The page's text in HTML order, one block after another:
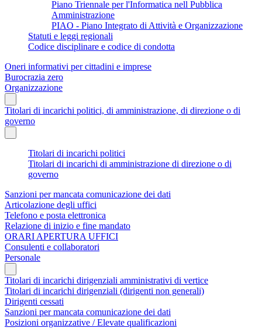
Piano Triennale per l'Informatica nell Pubblica
Amministrazione
PIAO - Piano Integrato di Attività e Organizzazione
Statuti e leggi regionali
Codice disciplinare e codice di condotta
Oneri informativi per cittadini e imprese
Burocrazia zero
Organizzazione
Titolari di incarichi politici, di amministrazione, di direzione o di
governo
Titolari di incarichi politici
Titolari di incarichi di amministrazione di direzione o di
governo
Sanzioni per mancata comunicazione dei dati
Articolazione degli uffici
Telefono e posta elettronica
Relazione di inizio e fine mandato
ORARI APERTURA UFFICI
Consulenti e collaboratori
Personale
Titolari di incarichi dirigenziali amministrativi di vertice
Titolari di incarichi dirigenziali (dirigenti non generali)
Dirigenti cessati
Sanzioni per mancata comunicazione dei dati
Posizioni organizzative / Elevate qualificazioni